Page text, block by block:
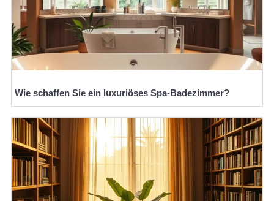
Wie schaffen Sie ein luxuriöses Spa-Badezimmer?